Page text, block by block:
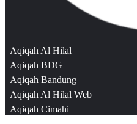
Aqiqah Al Hilal
Aqiqah BDG
Aqiqah Bandung
Aqiqah Al Hilal Web
Aqiqah Cimahi